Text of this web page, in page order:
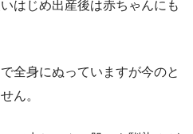
はじめ出産後は赤ちゃんにも
全身にぬっていますが今のと
ん。